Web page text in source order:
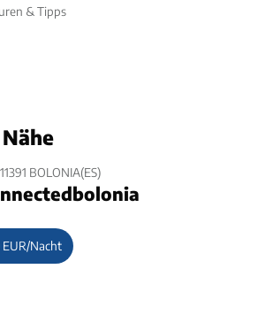
& Tipps
BOLONIA(ES)
Nacht